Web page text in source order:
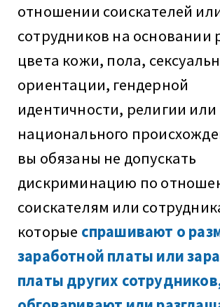
отношении соискателей
сотрудников на основании
цвета кожи, пола,
ориентации, гендерной
идентичности, религии или
национального
вы обязаны не допускать
дискриминацию по
соискателям или
которые спрашивают о
заработной платы или
платы других